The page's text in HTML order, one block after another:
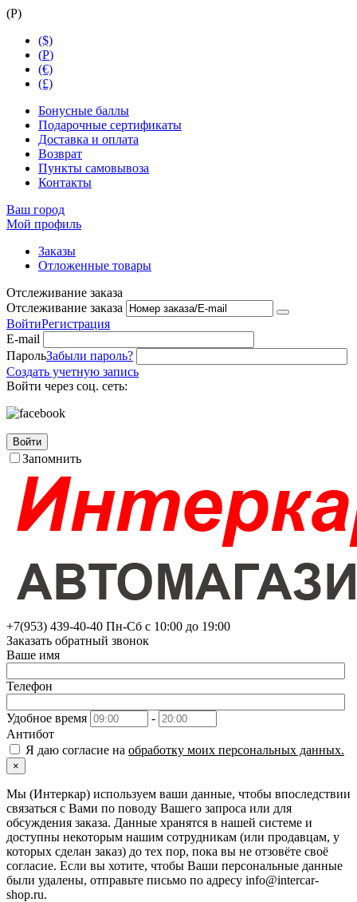
(Р)
($)
(Р)
(€)
(£)
Бонусные баллы
Подарочные сертификаты
Доставка и оплата
Возврат
Пункты самовывоза
Контакты
Ваш город
Мой профиль
Заказы
Отложенные товары
Отслеживание заказа
Отслеживание заказа
ВойтиРегистрация
E-mail
ПарольЗабыли пароль?
Создать учетную запись
Войти через соц. сеть:
Войти
Запомнить
+7(953) 439-40-40 Пн-Сб с 10:00 до 19:00
Заказать обратный звонок
Ваше имя
Телефон
Удобное время
-
Антибот
Я даю согласие на обработку моих персональных данных.
×
Мы (Интеркар) используем ваши данные, чтобы впоследствии
связаться с Вами по поводу Вашего запроса или для
обсуждения заказа. Данные хранятся в нашей системе и
доступны некоторым нашим сотрудникам (или продавцам, у
которых сделан заказ) до тех пор, пока вы не отзовёте своё
согласие. Если вы хотите, чтобы Ваши персональные данные
были удалены, отправьте письмо по адресу info@intercar-
shop.ru.